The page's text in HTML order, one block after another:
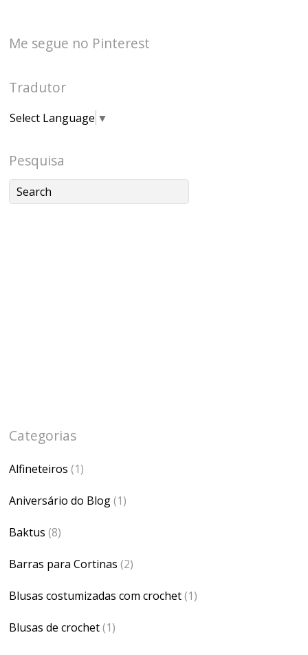
Me segue no Pinterest
Tradutor
Select Language ▼
Pesquisa
Categorias
Alfineteiros (1)
Aniversário do Blog(1)
Baktus (8)
Barras para Cortinas (2)
Blusas costumizadas com crochet(1)
Blusas de crochet(1)